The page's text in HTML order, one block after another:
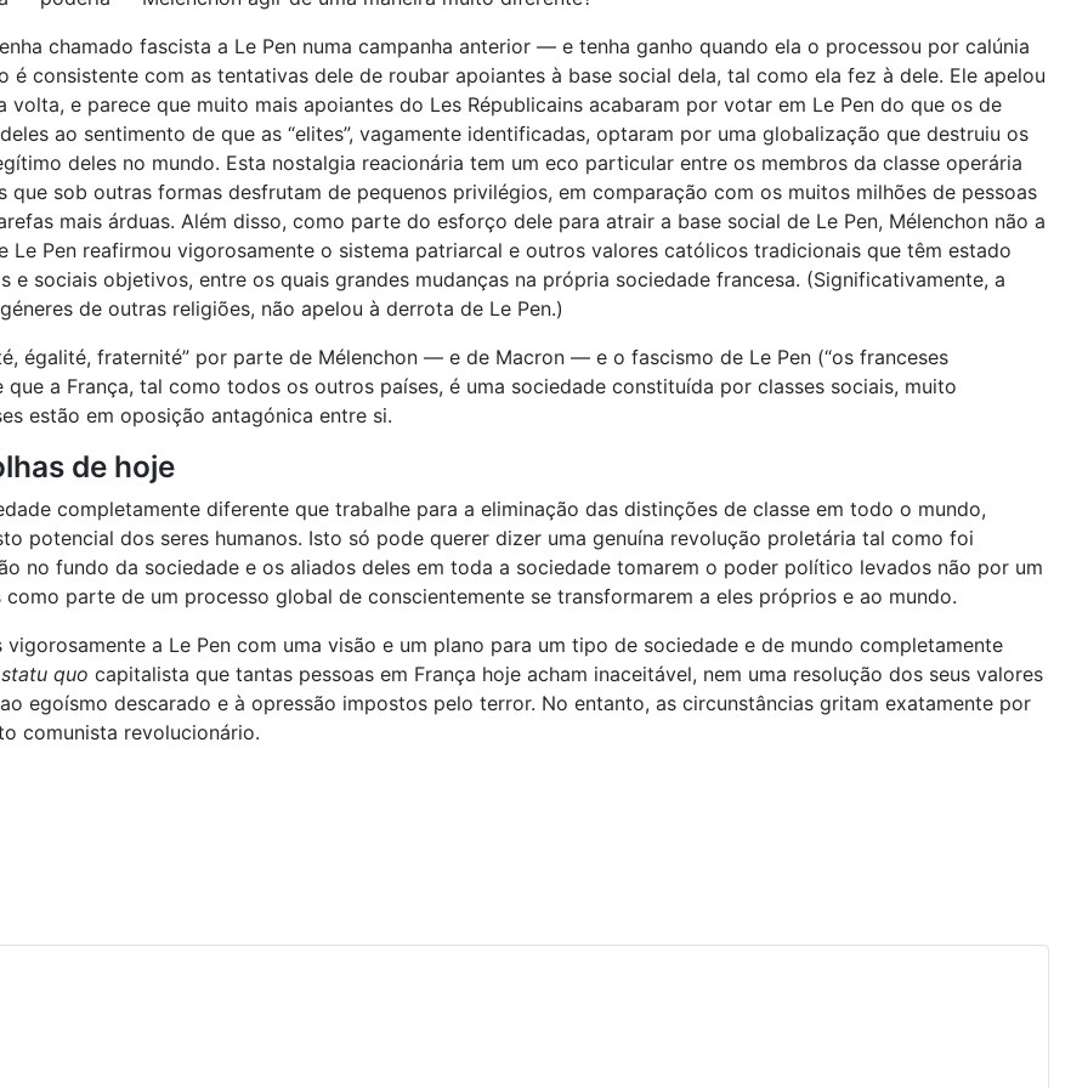
chamado fascista a Le Pen numa campanha anterior — e tenha ganho quando ela o processou por calúnia
consistente com as tentativas dele de roubar apoiantes à base social dela, tal como ela fez à dele. Ele apelou
volta, e parece que muito mais apoiantes do Les Républicains acabaram por votar em Le Pen do que os de
ao sentimento de que as “elites”, vagamente identificadas, optaram por uma globalização que destruiu os
deles no mundo. Esta nostalgia reacionária tem um eco particular entre os membros da classe operária
sob outras formas desfrutam de pequenos privilégios, em comparação com os muitos milhões de pessoas
mais árduas. Além disso, como parte do esforço dele para atrair a base social de Le Pen, Mélenchon não a
Pen reafirmou vigorosamente o sistema patriarcal e outros valores católicos tradicionais que têm estado
sociais objetivos, entre os quais grandes mudanças na própria sociedade francesa. (Significativamente, a
de outras religiões, não apelou à derrota de Le Pen.)
égalité, fraternité” por parte de Mélenchon — e de Macron — e o fascismo de Le Pen (“os franceses
a França, tal como todos os outros países, é uma sociedade constituída por classes sociais, muito
estão em oposição antagónica entre si.
de hoje
completamente diferente que trabalhe para a eliminação das distinções de classe em todo o mundo,
potencial dos seres humanos. Isto só pode querer dizer uma genuína revolução proletária tal como foi
no fundo da sociedade e os aliados deles em toda a sociedade tomarem o poder político levados não por um
parte de um processo global de conscientemente se transformarem a eles próprios e ao mundo.
a Le Pen com uma visão e um plano para um tipo de sociedade e de mundo completamente
statu quo capitalista que tantas pessoas em França hoje acham inaceitável, nem uma resolução dos seus valores
egoísmo descarado e à opressão impostos pelo terror. No entanto, as circunstâncias gritam exatamente por
comunista revolucionário.